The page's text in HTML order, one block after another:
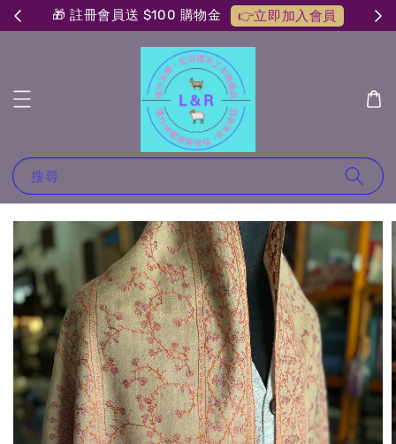
🎁 註冊會員送 $100 購物金 👉立即加入會員
搜尋